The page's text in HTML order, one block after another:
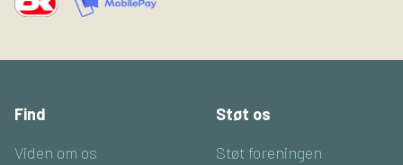
Find
Viden om os
Støt os
Støt foreningen